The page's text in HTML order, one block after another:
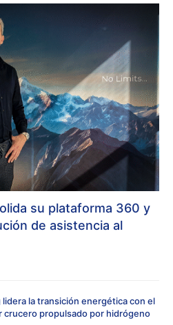
su plataforma 360 y
de asistencia al
lidera la transición energética con el
crucero propulsado por hidrógeno